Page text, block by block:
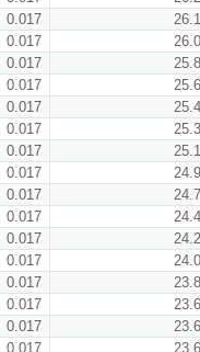
0.017
26.1
0.017
26.0
0.017
25.8
0.017
25.6
0.017
25.4
0.017
25.3
0.017
25.1
0.017
24.9
0.017
24.7
0.017
24.4
0.017
24.2
0.017
24.0
0.017
23.8
0.017
23.6
0.017
23.6
0.017
23.6